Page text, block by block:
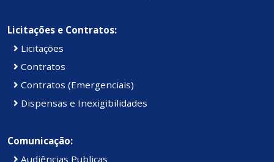
Licitações e Contratos:
Licitações
Contratos
Contratos (Emergenciais)
Dispensas e Inexigibilidades
Comunicação:
Audiências Publicas